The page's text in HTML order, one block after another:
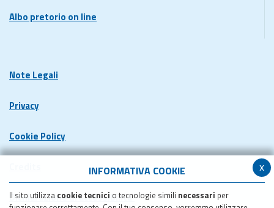
x
INFORMATIVA COOKIE
Il sito utilizza cookie tecnici o tecnologie simili necessari per
Albo pretorio on line
Note Legali
Privacy
Cookie Policy
Dichiarazione di accessibilita'